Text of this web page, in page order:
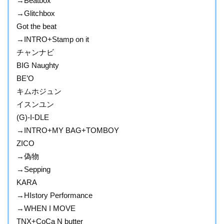
→Glitchbox
Got the beat
→INTRO+Stamp on it
チャンナビ
BIG Naughty
BE’O
キムホジュン
イスンユン
(G)-I-DLE
→INTRO+MY BAG+TOMBOY
ZICO
→偽物
→Sepping
KARA
→HIstory Performance
→WHEN I MOVE
TNX+CoCa N butter